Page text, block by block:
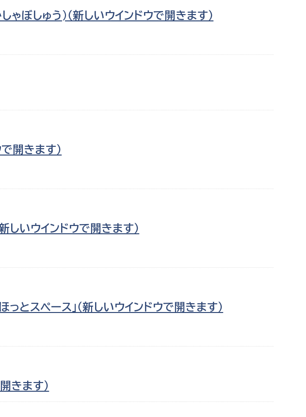
ぼしゅう)（新しいウインドウで開きます）
開きます）
しいウインドウで開きます）
とスペース」（新しいウインドウで開きます）
きます）